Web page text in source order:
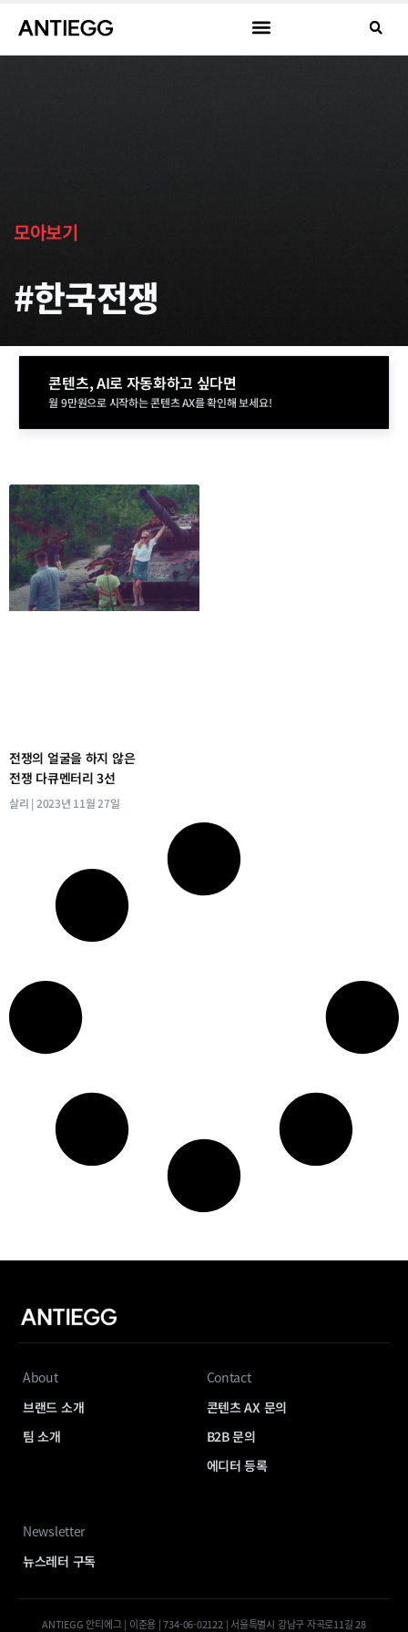
모아보기
#한국전쟁
콘텐츠, AI로 자동화하고 싶다면
월 9만원으로 시작하는 콘텐츠 AX를 확인해 보세요!
전쟁의 얼굴을 하지 않은
전쟁 다큐멘터리 3선
살리 2023년 11월 27일
About
브랜드 소개
팀 소개
Contact
콘텐츠 AX 문의
B2B 문의
에디터 등록
Newsletter
뉴스레터 구독
ANTIEGG 안티에그 | 이준용 | 734-06-02122 | 서울특별시 강남구 자곡로11길 28